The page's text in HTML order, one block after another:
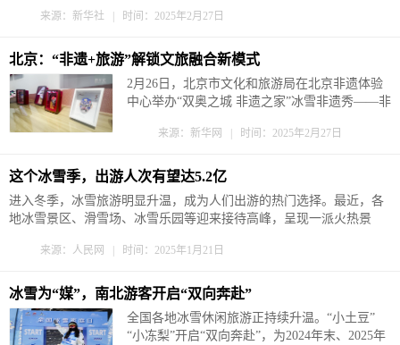
31.4%，创历史新高。 “再和火炬合个影！”哈尔滨冰雪大世界园区
来源：新华社 | 时间：2025年2月27日
北京：“非遗+旅游”解锁文旅融合新模式
2月26日，北京市文化和旅游局在北京非遗体验
中心举办“双奥之城 非遗之家”冰雪非遗秀——非
+旅游”融合发展为主题，重点围绕非遗资源展示
游”交流洽谈会，北京面人郎、木版水印技艺等
来源：新华网 | 时间：2025年2月27日
这个冰雪季，出游人次有望达5.2亿
进入冬季，冰雪旅游明显升温，成为人们出游的热门选择。最近，各
地冰雪景区、滑雪场、冰雪乐园等迎来接待高峰，呈现一派火热景
2023—2024冰雪季我国冰雪休闲旅游人次4.3亿，冰雪休闲旅游收入
来源：人民网 | 时间：2025年1月21日
冰雪为“媒”，南北游客开启“双向奔赴”
全国各地冰雪休闲旅游正持续升温。“小土豆”
“小冻梨”开启“双向奔赴”，为2024年末、2025年